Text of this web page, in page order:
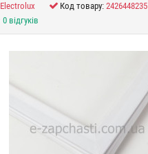
Electrolux Код товару: 2426448235
0 відгуків